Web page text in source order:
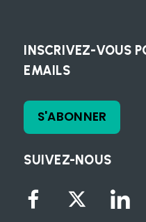
SUIVEZ-NOUS
INSCRIVEZ-VOUS
EMAILS
S'ABONNER